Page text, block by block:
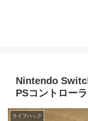
Nintendo
PSコントロー
ライフハック